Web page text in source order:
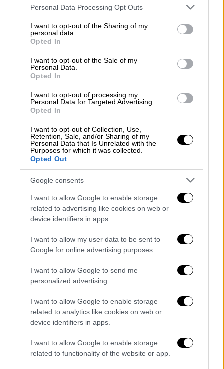
Please note that this website/app uses one or more Google
not limited to your visit or usage behaviour. You may click to
grant or deny consent to Google and its third-party tags to
use your data for below specified purposes in below Google
consent section.
Personal Data Processing Opt Outs
I want to opt-out of the Sharing of my
personal data.
Opted In
I want to opt-out of the Sale of my
Personal Data.
Opted In
I want to opt-out of processing my
Personal Data for Targeted Advertising.
Opted In
I want to opt-out of Collection, Use,
Retention, Sale, and/or Sharing of my
Personal Data that Is Unrelated with the
Purposes for which it was collected.
Opted Out
Google consents
I want to allow Google to enable storage
related to advertising like cookies on web or
device identifiers in apps.
I want to allow my user data to be sent to
Google for online advertising purposes.
I want to allow Google to send me
personalized advertising.
I want to allow Google to enable storage
related to analytics like cookies on web or
device identifiers in apps.
I want to allow Google to enable storage
related to functionality of the website or app.
Μεγάλη Παρασκευή στις Βουκολιές, μαζεύει
πολύ κόσμο, ιδιαίτερα φέτος.
Στο τραπέζι διακρίνονται επίσης, ο
βουλευτής Χανίων Βασίλης Διγαλάκης, ο
δήμαρχος Πλατανιά Γιάννης Μαλανδράκης, οι
του ΣΥΡΙΖΑ και Χαρίκλεια Ντερμανάκη της
ΝΔ, η σύζυγος του Παύλου Πολάκη, Δώρα
Τσούκα, κ.ά.
ΟΛΕΣ ΟΙ ΕΙΔΗΣΕΙΣ
Διαρροή εγγράφων από το Πεντάγωνο:
Πώς κατάφεραν να εντοπίσουν τον
βασικό ύποπτο – Όσα γνωρίζουμε μέχρι
στιγμής
Απίστευτο αλλά αληθινό: 50χρονη
αθλήτρια στην Ισπανία έμεινε σε σπηλιά
βάθους 70 μέτρων για 500 ολόκληρες
Τζακ Νίκολσον: Στο μπαλκόνι του
Φήμες θέλουν να έχει κλονιστεί η
πνευματική του υγεία
«Ανάσταση» για γιαγιά και εγγονάκι στον
Βόλο - Πώς μια ολόκληρη κοινωνία
κινητοποιήθηκε για να τους χαρίσει